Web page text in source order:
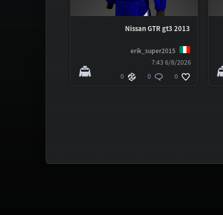
Nissan GTR gt3 2013
erik_super2015
6/8/2026 7:43
0
0
0